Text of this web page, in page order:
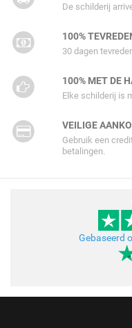
De schilderij
100%
30 dagen
100% MET DE
Elke schilderij is
VEILIGE
Gebruik een
betalingen.
Gebaseerd